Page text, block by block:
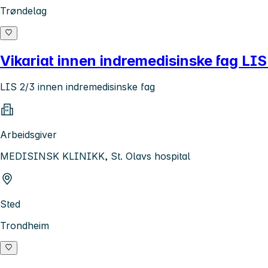
Trøndelag
Vikariat innen indremedisinske fag
LIS 2/3 innen indremedisinske fag
Arbeidsgiver
MEDISINSK KLINIKK, St. Olavs hospital
Sted
Trondheim